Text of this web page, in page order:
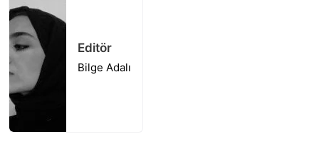
Editör
Bilge Adalı